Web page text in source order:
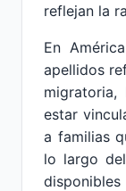
reflejan la
En
apellidos
migratoria,
estar
a familias
lo largo